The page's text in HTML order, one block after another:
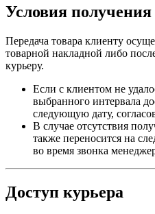
Условия получения
Передача товара клиенту
товарной накладной либо
курьеру.
Если с клиентом не
выбранного интервала
следующую дату,
В случае отсутствия
также переносится на
во время звонка
Доступ курьера